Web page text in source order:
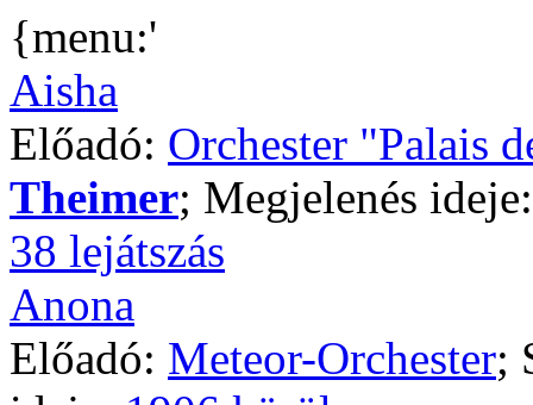
{menu:'
Aisha
Előadó: Orchester "Palais
Theimer; Megjelenés
38 lejátszás
Anona
Előadó: Meteor-Orchester;